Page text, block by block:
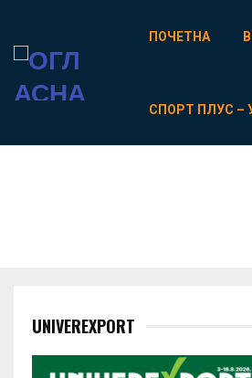
ПОЧЕТНА
СПОРТ ПЛУС –
UNIVEREXPORT